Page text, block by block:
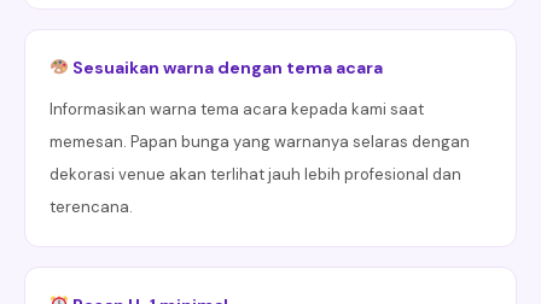
Sesuaikan warna dengan tema acara
Informasikan warna tema acara kepada kami saat
memesan. Papan bunga yang warnanya selaras dengan
dekorasi venue akan terlihat jauh lebih profesional dan
terencana.